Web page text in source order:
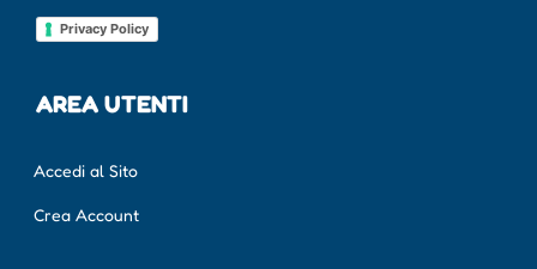
Privacy Policy
AREA UTENTI
Accedi al Sito
Crea Account